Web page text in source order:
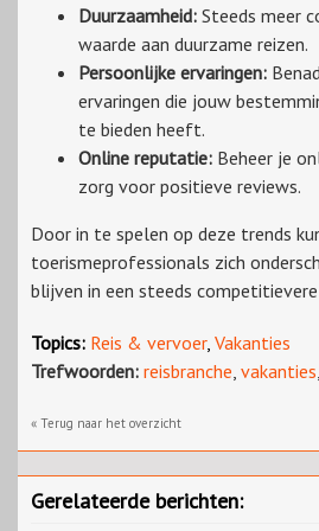
Duurzaamheid: Steeds meer
waarde aan duurzame reizen.
Persoonlijke ervaringen:
ervaringen die jouw
te bieden heeft.
Online reputatie: Beheer je
zorg voor positieve reviews.
Door in te spelen op deze trends
toerismeprofessionals zich
blijven in een steeds
Topics: Reis & vervoer, Vakanties
Trefwoorden: reisbranche, vakanties,
« Terug naar het overzicht
Gerelateerde berichten: